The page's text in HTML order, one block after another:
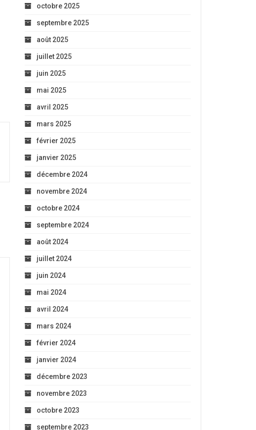
octobre 2025
septembre 2025
août 2025
juillet 2025
juin 2025
mai 2025
avril 2025
mars 2025
février 2025
janvier 2025
décembre 2024
novembre 2024
octobre 2024
septembre 2024
août 2024
juillet 2024
juin 2024
mai 2024
avril 2024
mars 2024
février 2024
janvier 2024
décembre 2023
novembre 2023
octobre 2023
septembre 2023